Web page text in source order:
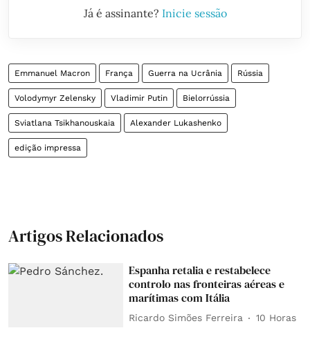
Já é assinante? Inicie sessão
Emmanuel Macron França Guerra na Ucrânia Rússia
Volodymyr Zelensky Vladimir Putin Bielorrússia
Sviatlana Tsikhanouskaia Alexander Lukashenko
edição impressa
Artigos Relacionados
Espanha retalia e restabelece
controlo nas fronteiras aéreas e
marítimas com Itália
Ricardo Simões Ferreira 10 Horas